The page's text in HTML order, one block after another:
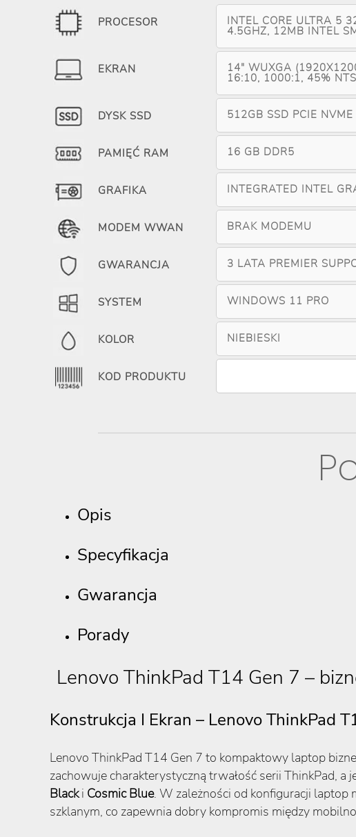
PROCESOR INTEL CORE ULTRA 5
4.5GHZ, 12MB INTEL
EKRAN 14" WUXGA
16:10, 1000:1, 45%
DYSK SSD 512GB SSD PCIE NVME
PAMIĘĆ RAM 16 GB DDR5
GRAFIKA INTEGRATED INTEL
MODEM WWAN BRAK MODEMU
GWARANCJA 3 LATA PREMIER
SYSTEM WINDOWS 11 PRO
KOLOR NIEBIESKI
KOD PRODUKTU
Opis
Specyfikacja
Gwarancja
Porady
Lenovo ThinkPad T14 Gen 7 –
Konstrukcja I Ekran – Lenovo ThinkPad
Lenovo ThinkPad T14 Gen 7 to kompaktowy laptop
zachowuje charakterystyczną trwałość serii ThinkPad, a
Blacki Cosmic Blue. W zależności od konfiguracji
szklanym, co zapewnia dobry kompromis między